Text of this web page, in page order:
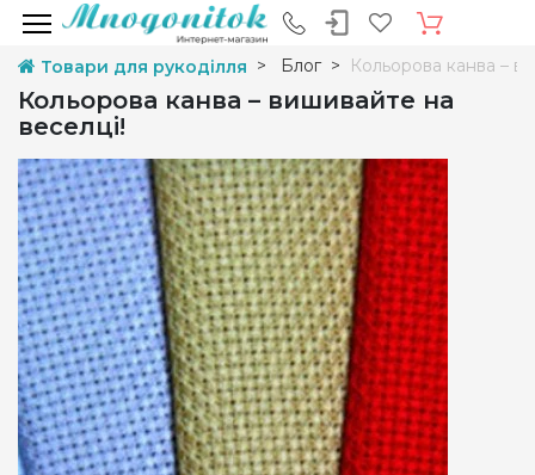
Товари для рукоділля Блог Кольорова канва –
Кольорова канва – вишивайте на
веселці!